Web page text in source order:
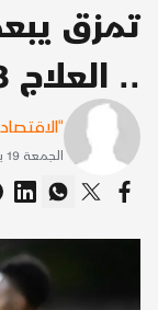
تمزق
.. العلاج 3 أسابيع
الجمعة 19 يناير 2024 20:42